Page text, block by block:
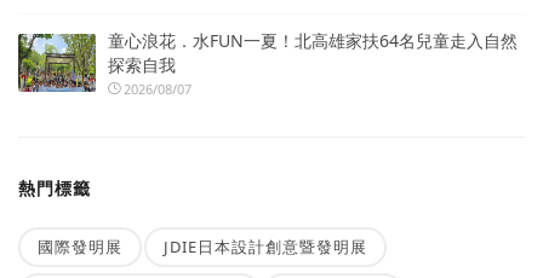
童心浪花．水FUN一夏！北高雄家扶64名兒童走入自然
探索自我
2026/08/07
熱門標籤
國際發明展 JDIE日本設計創意暨發明展